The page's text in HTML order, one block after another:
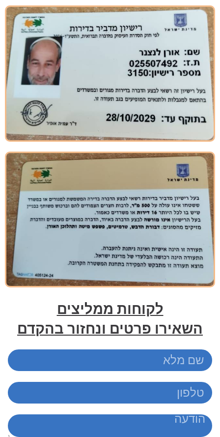
לקוחות ממליצים
השאירו פרטים ונחזור בהקדם